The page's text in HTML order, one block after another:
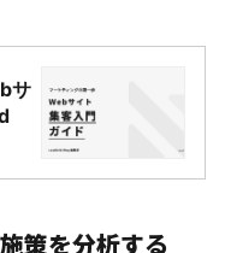
サ
策を分析する